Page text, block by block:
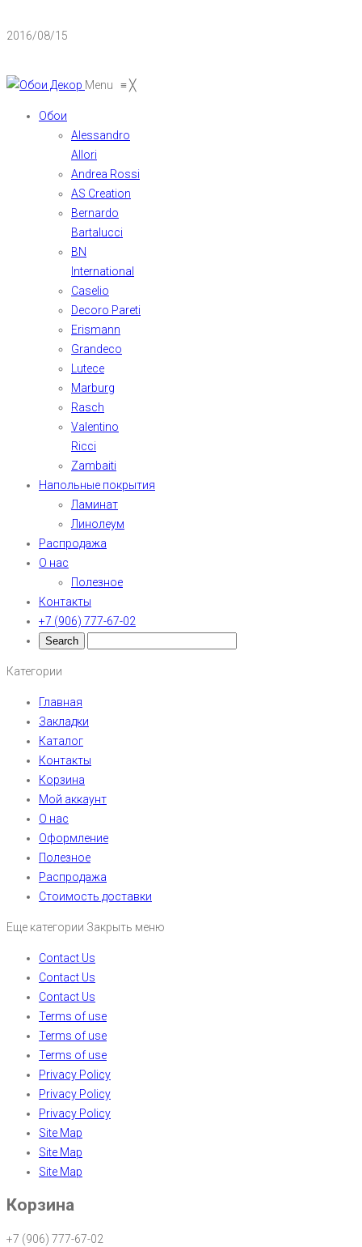
2016/08/15
Menu ≡╳
Обои
Alessandro
Allori
Andrea Rossi
AS Creation
Bernardo
Bartalucci
BN
International
Caselio
Decoro Pareti
Erismann
Grandeco
Lutece
Marburg
Rasch
Valentino
Ricci
Zambaiti
Напольные покрытия
Ламинат
Линолеум
Распродажа
О нас
Полезное
Контакты
+7 (906) 777-67-02
Категории
Главная
Закладки
Каталог
Контакты
Корзина
Мой аккаунт
О нас
Оформление
Полезное
Распродажа
Стоимость доставки
Еще категории Закрыть меню
Contact Us
Contact Us
Contact Us
Terms of use
Terms of use
Terms of use
Privacy Policy
Privacy Policy
Privacy Policy
Site Map
Site Map
Site Map
Корзина
+7 (906) 777-67-02